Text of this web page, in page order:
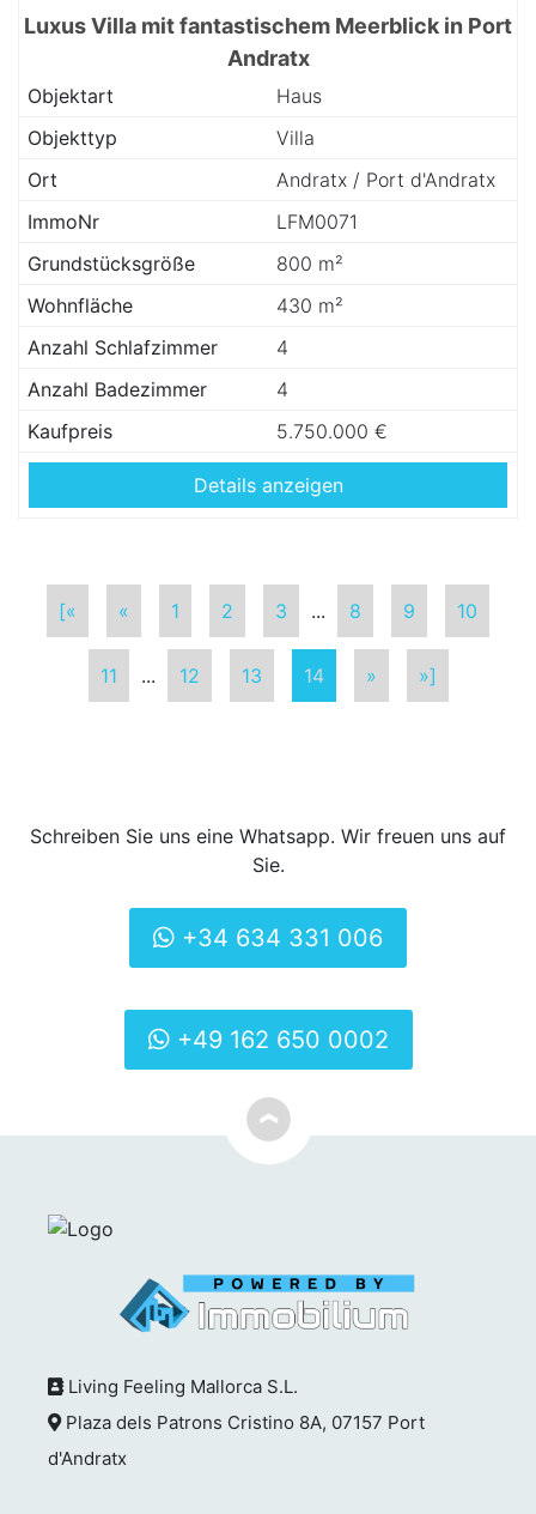
Luxus Villa mit fantastischem Meerblick in Port
Andratx
Objektart
Haus
Objekttyp
Villa
Ort
Andratx / Port d'Andratx
ImmoNr
LFM0071
Grundstücksgröße
800 m²
Wohnfläche
430 m²
Anzahl Schlafzimmer
4
Anzahl Badezimmer
4
Kaufpreis
5.750.000 €
Details anzeigen
[« « 1 2 3 ... 8 9 10
11 ... 12 13 14 » »]
Schreiben Sie uns eine Whatsapp. Wir freuen uns auf
Sie.
+34 634 331 006
+49 162 650 0002
Living Feeling Mallorca S.L.
Plaza dels Patrons Cristino 8A, 07157 Port
d'Andratx